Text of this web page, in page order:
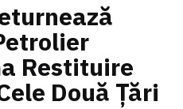
Restituire
Două Țări